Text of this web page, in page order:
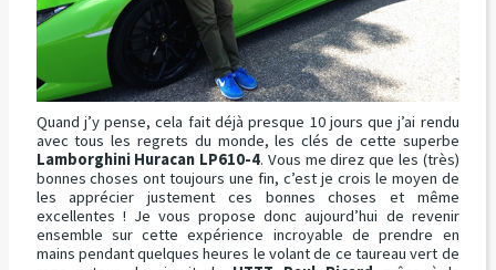
Quand j’y pense, cela fait déjà presque 10 jours que j’ai rendu
avec tous les regrets du monde, les clés de cette superbe
Lamborghini Huracan LP610-4. Vous me direz que les (très)
bonnes choses ont toujours une fin, c’est je crois le moyen de
les apprécier justement ces bonnes choses et même
excellentes ! Je vous propose donc aujourd’hui de revenir
ensemble sur cette expérience incroyable de prendre en
mains pendant quelques heures le volant de ce taureau vert de